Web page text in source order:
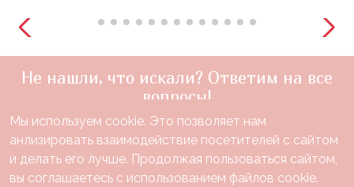
Не нашли, что искали? Ответим на все
вопросы!
+7(910)888-48-60
звонок по России бесплатный
Нужна консультация?
Мы используем cookie. Это позволяет нам
анлизировать взаимодействие посетителей с сайтом
и делать его лучше. Продолжая пользоваться сайтом,
вы соглашаетесь с использованием файлов cookie.